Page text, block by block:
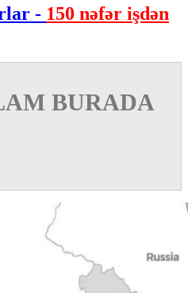
- 150 nəfər işdən
BURADA